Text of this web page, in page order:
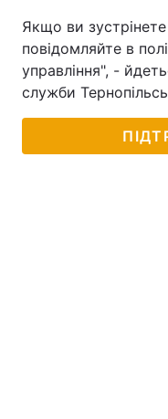
Якщо ви
повідомляйте в
управління", -
служби